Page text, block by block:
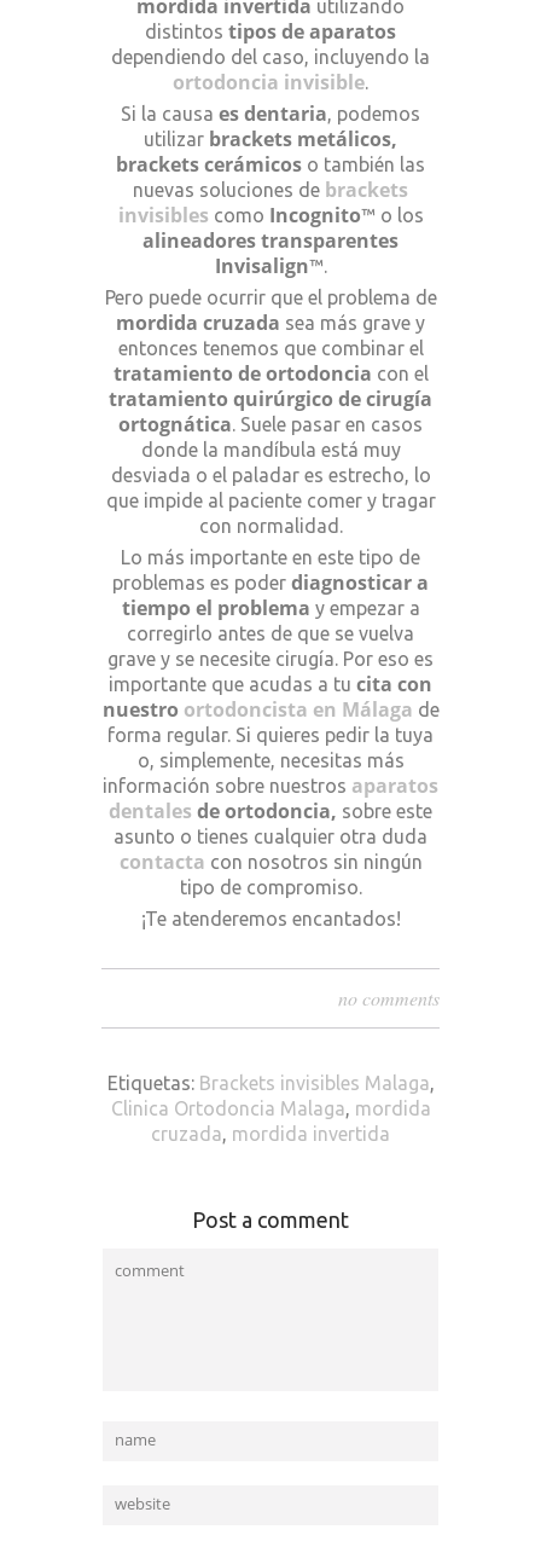
mordida invertida utilizando
distintos tipos de aparatos
dependiendo del caso, incluyendo la
ortodoncia invisible.
Si la causa es dentaria, podemos
utilizar brackets metálicos,
brackets cerámicos o también las
nuevas soluciones de brackets
invisibles como Incognito™ o los
alineadores transparentes
Invisalign™.
Pero puede ocurrir que el problema de
mordida cruzada sea más grave y
entonces tenemos que combinar el
tratamiento de ortodoncia con el
tratamiento quirúrgico de cirugía
ortognática. Suele pasar en casos
donde la mandíbula está muy
desviada o el paladar es estrecho, lo
que impide al paciente comer y tragar
con normalidad.
Lo más importante en este tipo de
problemas es poder diagnosticar a
tiempo el problema y empezar a
corregirlo antes de que se vuelva
grave y se necesite cirugía. Por eso es
importante que acudas a tu cita con
nuestro ortodoncista en Málaga de
forma regular. Si quieres pedir la tuya
o, simplemente, necesitas más
información sobre nuestros aparatos
dentales de ortodoncia, sobre este
asunto o tienes cualquier otra duda
contacta con nosotros sin ningún
tipo de compromiso.
¡Te atenderemos encantados!
no comments
Etiquetas: Brackets invisibles Malaga,
Clinica Ortodoncia Malaga, mordida
cruzada, mordida invertida
Post a comment